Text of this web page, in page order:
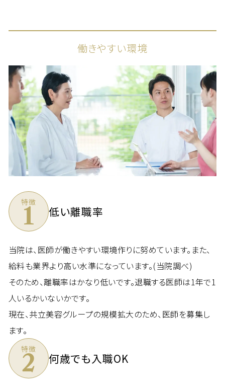
働きやすい環境
特徴
1 低い離職率
当院は、医師が働きやすい環境作りに努めています。また、
給料も業界より高い水準になっています。(当院調べ)
そのため、離職率はかなり低いです。退職する医師は1年で1
人いるかいないかです。
現在、共立美容グループの規模拡大のため、医師を募集し
ます。
特徴
2 何歳でも入職OK